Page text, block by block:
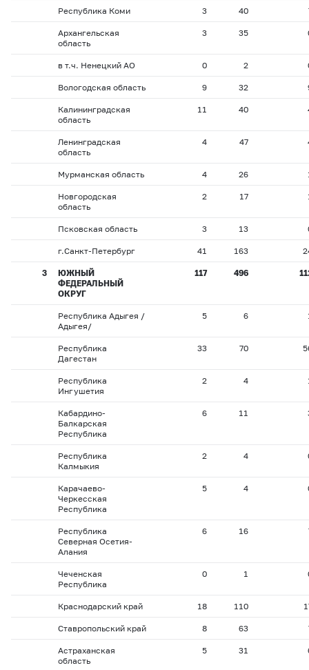
Республика Коми 3 40
Архангельская
область
3 35
в т.ч. Ненецкий АО 0 2
Вологодская область 9 32
Калининградская
область
11 40
Ленинградская
область
4 47
Мурманская область 4 26
Новгородская
область
2 17
Псковская область 3 13
г.Санкт-Петербург 41 163
3
ЮЖНЫЙ
ФЕДЕРАЛЬНЫЙ
ОКРУГ
117 496
Республика Адыгея /
Адыгея/
5 6
Республика
Дагестан
33 70
Республика
Ингушетия
2 4
Кабардино-
Балкарская
Республика
6 11
Республика
Калмыкия
2 4
Карачаево-
Черкесская
Республика
5 4
Республика
Северная Осетия-
Алания
6 16
Чеченская
Республика
0 1
Краснодарский край 18 110
Ставропольский край 8 63
Астраханская
область
5 31